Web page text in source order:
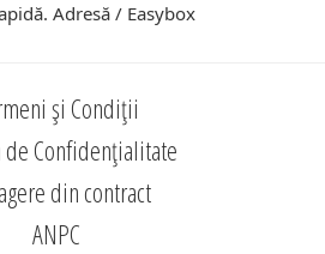
Adresă / Easybox
și Condiții
Confidențialitate
din contract
ANPC